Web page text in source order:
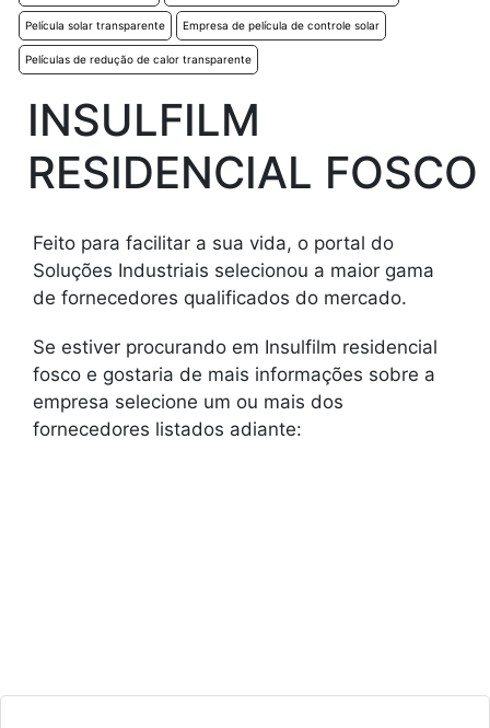
Película solar transparente Empresa de película de controle solar
Películas de redução de calor transparente
INSULFILM
RESIDENCIAL FOSCO
Feito para facilitar a sua vida, o portal do
Soluções Industriais selecionou a maior gama
de fornecedores qualificados do mercado.
Se estiver procurando em Insulfilm residencial
fosco e gostaria de mais informações sobre a
empresa selecione um ou mais dos
fornecedores listados adiante: